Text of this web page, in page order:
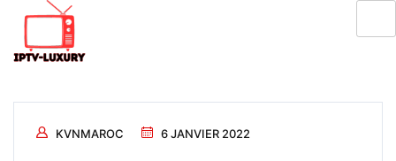
KVNMAROC 6 JANVIER 2022